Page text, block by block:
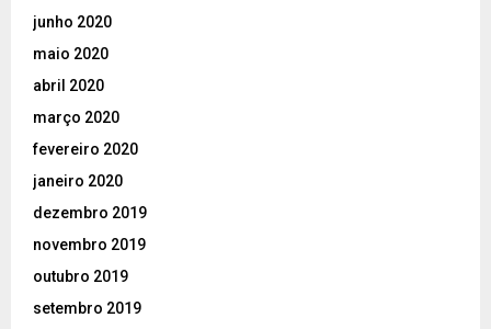
junho 2020
maio 2020
abril 2020
março 2020
fevereiro 2020
janeiro 2020
dezembro 2019
novembro 2019
outubro 2019
setembro 2019